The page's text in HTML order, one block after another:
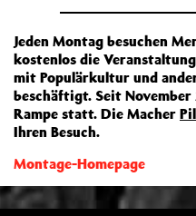
Jeden Montag besuchen
kostenlos die
mit Populärkultur und
beschäftigt. Seit
Rampe statt. Die Macher
Ihren Besuch.
Montage-Homepage